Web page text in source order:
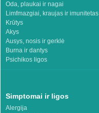
Oda, plaukai ir nagai
Limfmazgiai, kraujas ir imunitetas
Krūtys
Akys
Ausys, nosis ir gerklė
Burna ir dantys
Psichikos ligos
Simptomai ir ligos
Alergija